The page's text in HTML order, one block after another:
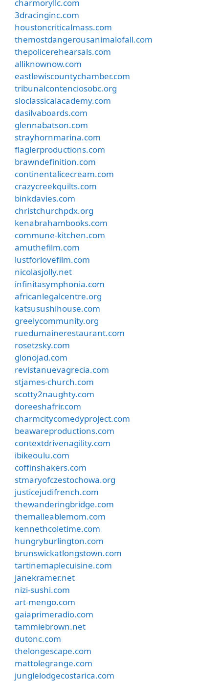
charmoryllc.com
3dracinginc.com
houstoncriticalmass.com
themostdangerousanimalofall.com
thepolicerehearsals.com
alliknownow.com
eastlewiscountychamber.com
tribunalcontenciosobc.org
sloclassicalacademy.com
dasilvaboards.com
glennabatson.com
strayhornmarina.com
flaglerproductions.com
brawndefinition.com
continentalicecream.com
crazycreekquilts.com
binkdavies.com
christchurchpdx.org
kenabrahambooks.com
commune-kitchen.com
amuthefilm.com
lustforlovefilm.com
nicolasjolly.net
infinitasymphonia.com
africanlegalcentre.org
katsusushihouse.com
greelycommunity.org
ruedumainerestaurant.com
rosetzsky.com
glonojad.com
revistanuevagrecia.com
stjames-church.com
scotty2naughty.com
doreeshafrir.com
charmcitycomedyproject.com
beawareproductions.com
contextdrivenagility.com
ibikeoulu.com
coffinshakers.com
stmaryofczestochowa.org
justicejudifrench.com
thewanderingbridge.com
themalleablemom.com
kennethcoletime.com
hungryburlington.com
brunswickatlongstown.com
tartinemaplecuisine.com
janekramer.net
nizi-sushi.com
art-mengo.com
gaiaprimeradio.com
tammiebrown.net
dutonc.com
thelongescape.com
mattolegrange.com
junglelodgecostarica.com